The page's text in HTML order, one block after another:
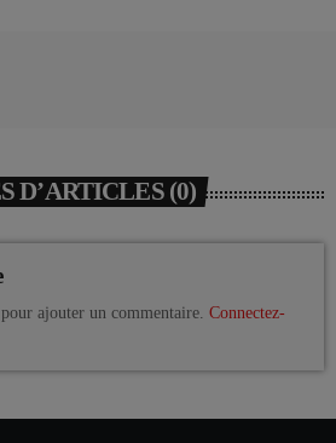
D’ARTICLES (0)
ajouter un commentaire. Connectez-